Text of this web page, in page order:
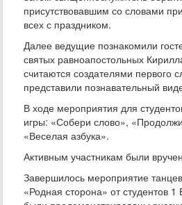
присутствовавшим со словами
всех с праздником.
Далее ведущие познакомили
святых равноапостольных
считаются создателями первого
представили познавательный
В ходе мероприятия для
игры: «Собери слово»,
«Веселая азбука».
Активным участникам были
Завершилось мероприятие
«Родная сторона» от студентов